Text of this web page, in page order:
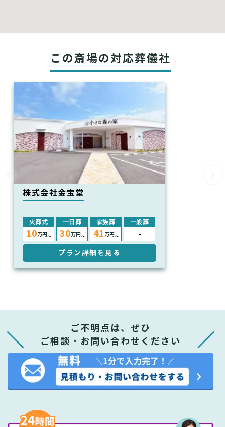
この斎場の対応葬儀社
株式会社金宝堂
火葬式
10万円〜
一日葬
30万円〜
家族葬
41 万円〜
一般葬
-
プラン詳細を見る
ご不明点は、ぜひ
ご相談・お問い合わせください